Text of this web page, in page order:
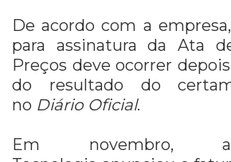
De acordo com a
para assinatura da Ata
Preços deve ocorrer
do resultado do
no Diário Oficial.
Em novembro,